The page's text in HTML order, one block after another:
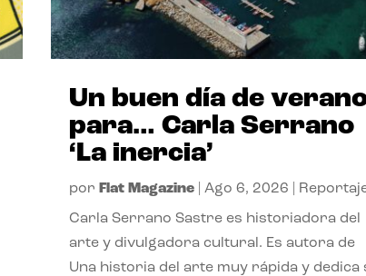
Un buen día de
para… Carla Serrano
‘La inercia’
por Flat Magazine| Ago 6, 2026
Carla Serrano Sastre es historiadora del
arte y divulgadora cultural. Es autora de
Una historia del arte muy rápida y dedica